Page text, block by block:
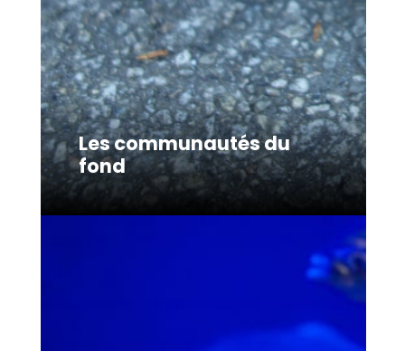
Les communautés du
fond